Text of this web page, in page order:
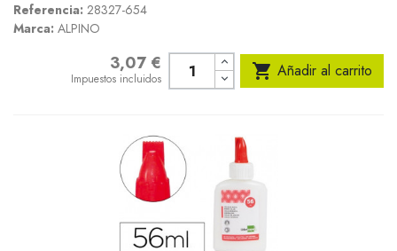
Referencia: 28327-654
Marca: ALPINO
3,07 €
Impuestos incluidos  Añadir al carrito